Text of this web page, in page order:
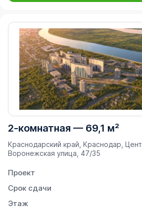
2-комнатная — 69,1 м²
Краснодарский край, Краснодар,
Воронежская улица, 47/35
Проект
Срок сдачи
Этаж